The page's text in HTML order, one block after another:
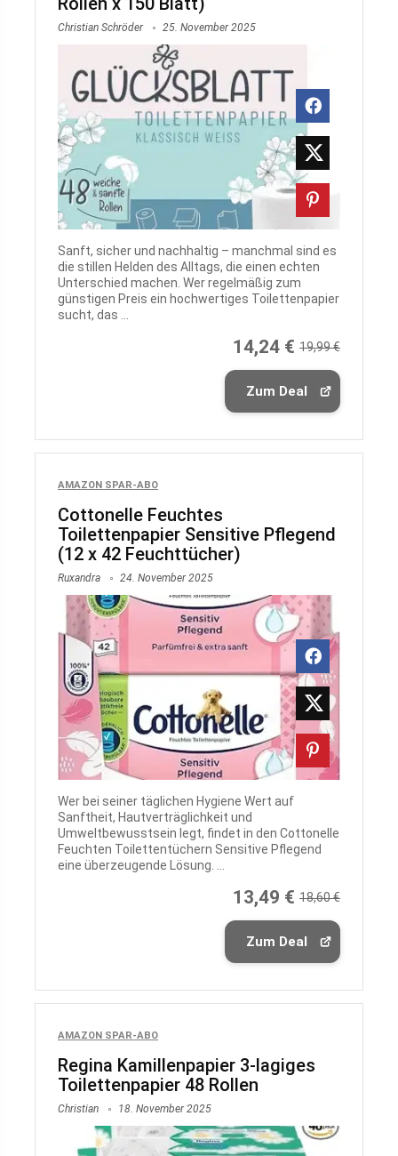
Christian Schröder 25. November 2025
Sanft, sicher und nachhaltig – manchmal sind es
die stillen Helden des Alltags, die einen echten
Unterschied machen. Wer regelmäßig zum
günstigen Preis ein hochwertiges Toilettenpapier
sucht, das ...
14,24 € 19,99 €
Zum Deal
AMAZON SPAR-ABO
Cottonelle Feuchtes
Toilettenpapier Sensitive Pflegend
(12 x 42 Feuchttücher)
Ruxandra 24. November 2025
Wer bei seiner täglichen Hygiene Wert auf
Sanftheit, Hautverträglichkeit und
Umweltbewusstsein legt, findet in den Cottonelle
Feuchten Toilettentüchern Sensitive Pflegend
eine überzeugende Lösung. ...
13,49 € 18,60 €
Zum Deal
AMAZON SPAR-ABO
Regina Kamillenpapier 3-lagiges
Toilettenpapier 48 Rollen
Christian 18. November 2025